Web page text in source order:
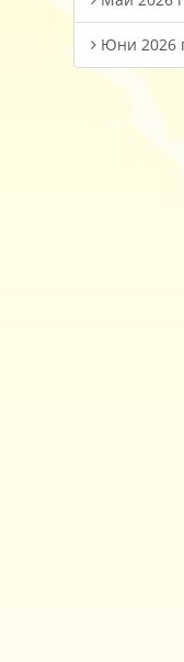
Юни 2026